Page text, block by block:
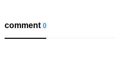
comment0